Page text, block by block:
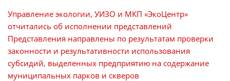
Управление экологии, УИЗО и МКП «ЭкоЦентр»
отчитались об исполнении представлений
Представления направлены по результатам проверки
законности и результативности использования
субсидий, выделенных предприятию на содержание
муниципальных парков и скверов